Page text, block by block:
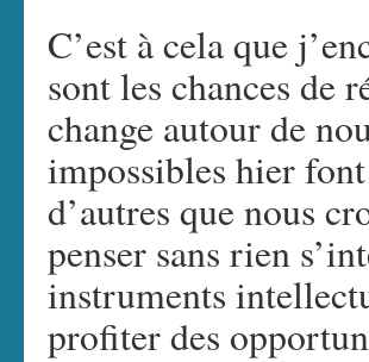
C’est à cela que
sont les chances de
change autour de
impossibles hier
d’autres que nous
penser sans rien
instruments
profiter des